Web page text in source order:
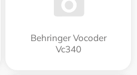
Behringer Vocoder
Vc340